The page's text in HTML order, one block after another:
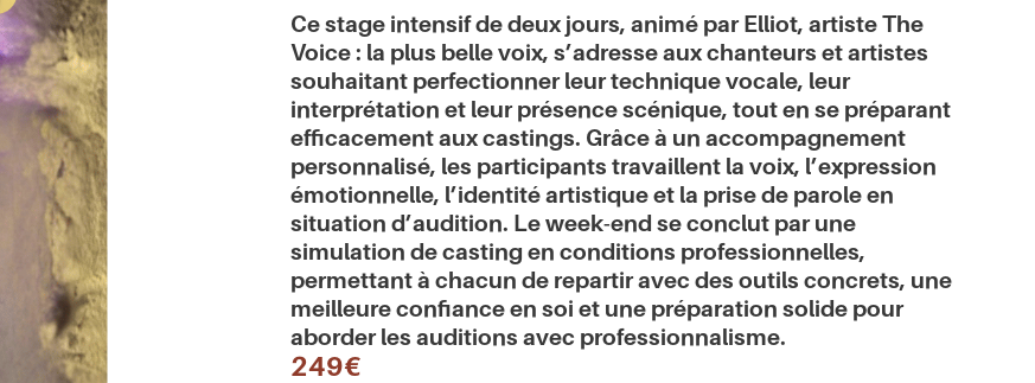
Ce stage intensif de deux jours, animé par Elliot, artisteThe
Voice : la plus belle voix, s’adresse aux chanteurs et artistes
souhaitant perfectionner leur technique vocale, leur
interprétation et leur présence scénique, tout en se préparant
efficacement aux castings. Grâce à un accompagnement
personnalisé, les participants travaillent la voix, l’expression
émotionnelle, l’identité artistique et la prise de parole en
situation d’audition. Le week-end se conclut par une
simulation de casting en conditions professionnelles,
permettant à chacun de repartir avec des outils concrets, une
meilleure confiance en soi et une préparation solide pour
aborder les auditions avec professionnalisme.
249€